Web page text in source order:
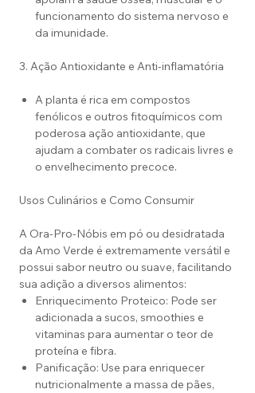
funcionamento do sistema nervoso e
da imunidade.
3. Ação Antioxidante e Anti-inflamatória
A planta é rica em compostos
fenólicos e outros fitoquímicos com
poderosa ação antioxidante, que
ajudam a combater os radicais livres e
o envelhecimento precoce.
Usos Culinários e Como Consumir
A Ora-Pro-Nóbis em pó ou desidratada
da Amo Verde é extremamente versátil e
possui sabor neutro ou suave, facilitando
sua adição a diversos alimentos:
Enriquecimento Proteico: Pode ser
adicionada a sucos, smoothies e
vitaminas para aumentar o teor de
proteína e fibra.
Panificação: Use para enriquecer
nutricionalmente a massa de pães,